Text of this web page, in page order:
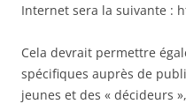
Internet sera la suivante :
Cela devrait permettre
spécifiques auprès de
jeunes et des « décideurs